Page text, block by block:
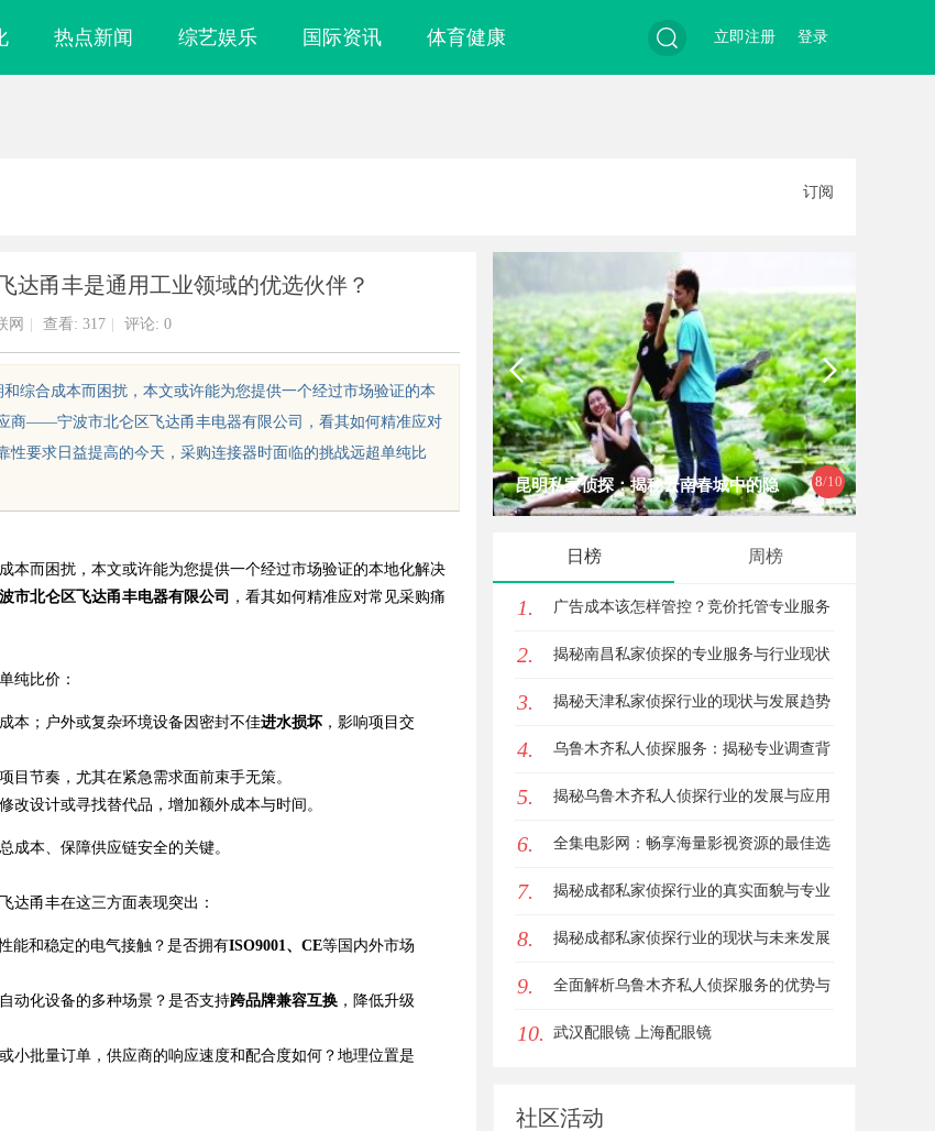
热点新闻 综艺娱乐 国际资讯 体育健康 登录
立即注册
订阅
达甬丰是通用工业领域的优选伙伴？
网 查看: 317 评论: 0
综合成本而困扰，本文或许能为您提供一个经过市场验证的本
商——宁波市北仑区飞达甬丰电器有限公司，看其如何精准应对
要求日益提高的今天，采购连接器时面临的挑战远超单纯比
本而困扰，本文或许能为您提供一个经过市场验证的本地化解决
市北仑区飞达甬丰电器有限公司
，看其如何精准应对常见采购痛
纯比价：
本；户外或复杂环境设备因密封不佳进水损坏 ，影响项目交
目节奏，尤其在紧急需求面前束手无策。
修改设计或寻找替代品，增加额外成本与时间。
成本、保障供应链安全的关键。
达甬丰在这三方面表现突出：
能和稳定的电气接触？是否拥有ISO9001、CE等国内外市场
动化设备的多种场景？是否支持跨品牌兼容互换 ，降低升级
小批量订单，供应商的响应速度和配合度如何？地理位置是
9/10
揭秘天津私家侦探行业的真实面貌与
日榜 周榜
1. 广告成本该怎样管控？竞价托管专业服务
商俐麸科技
2. 揭秘南昌私家侦探的专业服务与行业现状
全面解析
3. 揭秘天津私家侦探行业的现状与发展趋势
4. 乌鲁木齐私人侦探服务：揭秘专业调查背
后的故事与应用
5. 揭秘乌鲁木齐私人侦探行业的发展与应用
前景
6. 全集电影网：畅享海量影视资源的最佳选
择
7. 揭秘成都私家侦探行业的真实面貌与专业
服务
8. 揭秘成都私家侦探行业的现状与未来发展
趋势
9. 全面解析乌鲁木齐私人侦探服务的优势与
应用
10. 武汉配眼镜 上海配眼镜
社区活动